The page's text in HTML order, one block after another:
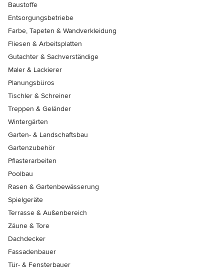
Baustoffe
Entsorgungsbetriebe
Farbe, Tapeten & Wandverkleidung
Fliesen & Arbeitsplatten
Gutachter & Sachverständige
Maler & Lackierer
Planungsbüros
Tischler & Schreiner
Treppen & Geländer
Wintergärten
Garten- & Landschaftsbau
Gartenzubehör
Pflasterarbeiten
Poolbau
Rasen & Gartenbewässerung
Spielgeräte
Terrasse & Außenbereich
Zäune & Tore
Dachdecker
Fassadenbauer
Tür- & Fensterbauer